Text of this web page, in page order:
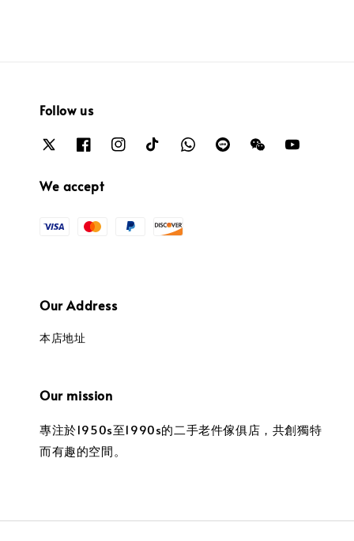
Follow us
We accept
Our Address
本店地址
Our mission
專注於1950s至1990s的二手老件傢俱店，共創獨特
而有趣的空間。